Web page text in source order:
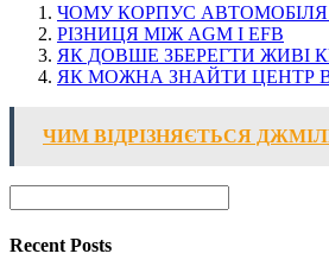
ЧОМУ КОРПУС АВТОМОБІЛЯ
РІЗНИЦЯ МІЖ AGM І EFB
ЯК ДОВШЕ ЗБЕРЕГТИ ЖИВІ
ЯК МОЖНА ЗНАЙТИ ЦЕНТР
ЧИМ ВІДРІЗНЯЄТЬСЯ
Recent Posts